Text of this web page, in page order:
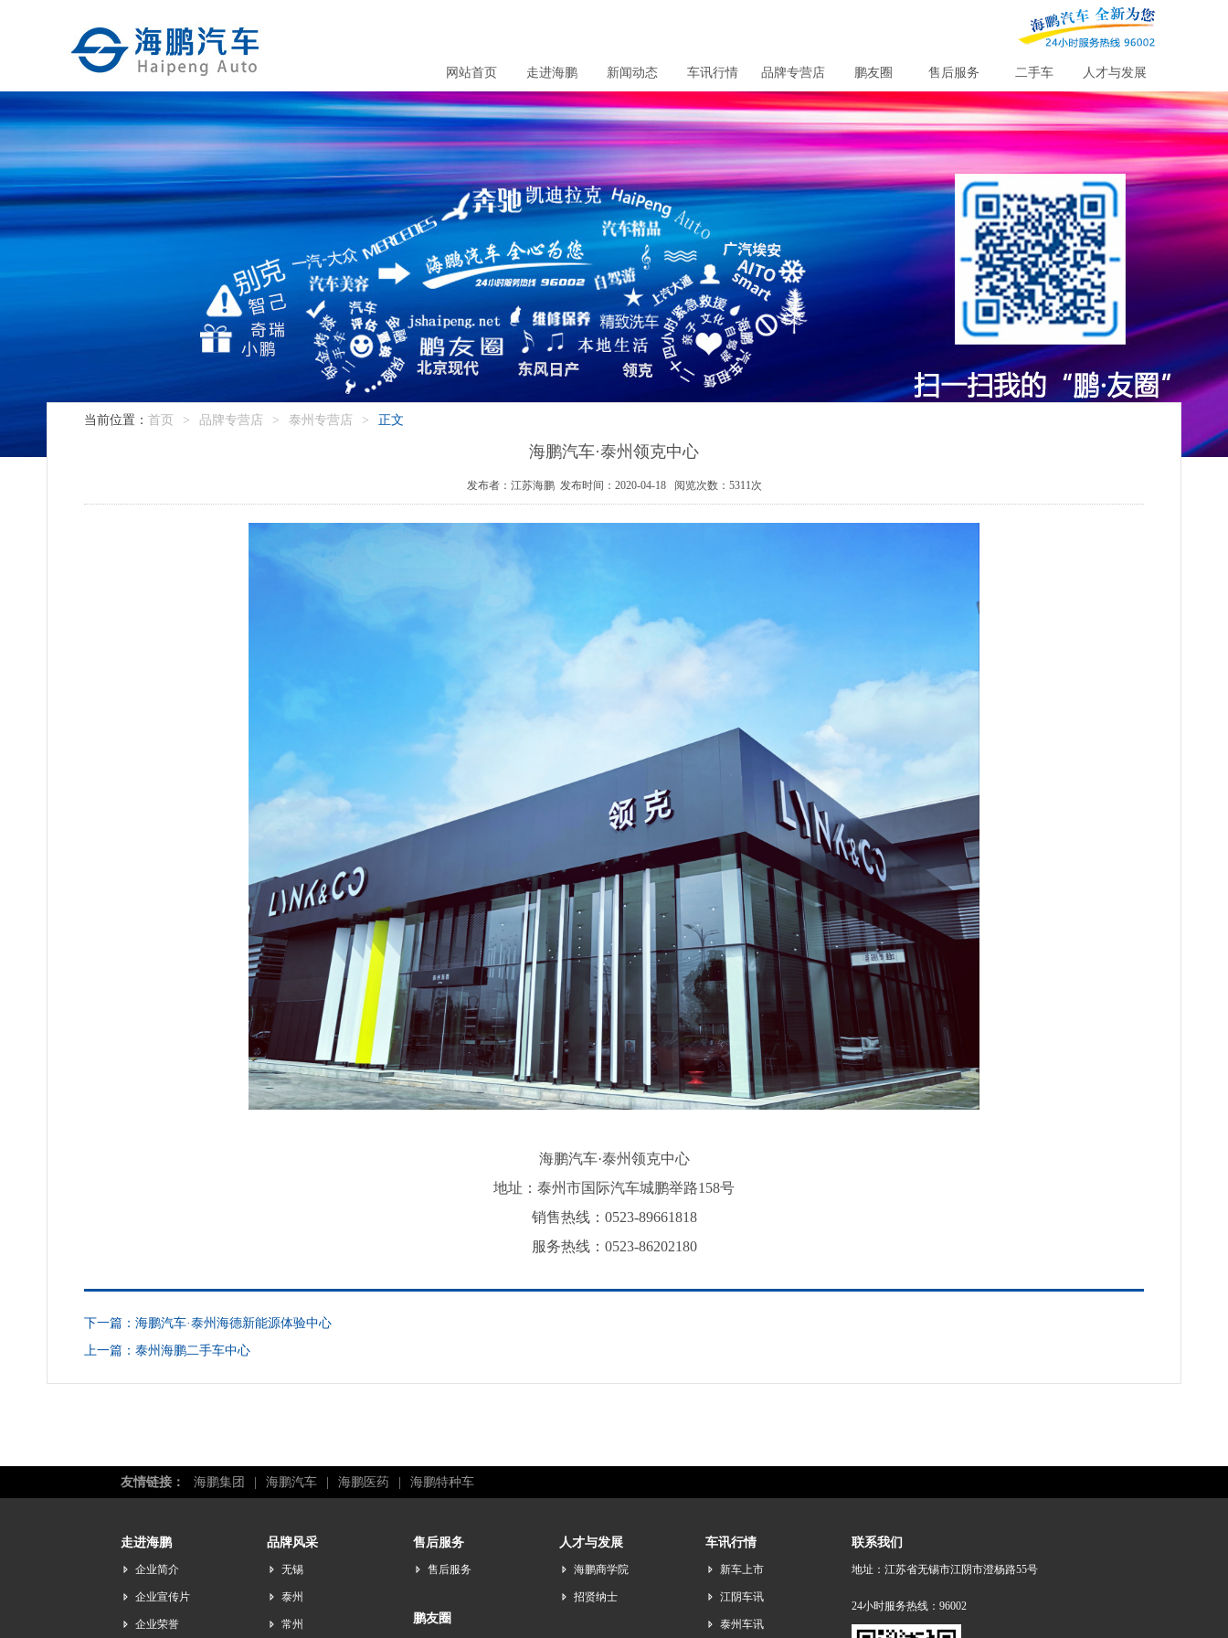
网站首页 走进海鹏 新闻动态 车讯行情 品牌专营店 鹏友圈 售后服务 二手车 人才与发展
当前位置： 首页 > 品牌专营店 > 泰州专营店 > 正文
海鹏汽车·泰州领克中心
发布者：江苏海鹏 发布时间：2020-04-18 阅览次数： 5311次
海鹏汽车·泰州领克中心
地址：泰州市国际汽车城鹏举路158号
销售热线：0523-89661818
服务热线：0523-86202180
下一篇： 海鹏汽车·泰州海德新能源体验中心
上一篇： 泰州海鹏二手车中心
友情链接： 海鹏集团 海鹏汽车 海鹏医药 海鹏特种车
走进海鹏
企业简介
企业宣传片
企业荣誉
品牌风采
无锡
泰州
常州
售后服务
售后服务
鹏友圈
人才与发展
海鹏商学院
招贤纳士
车讯行情
新车上市
江阴车讯
泰州车讯
联系我们
地址：江苏省无锡市江阴市澄杨路55号
24小时服务热线：96002